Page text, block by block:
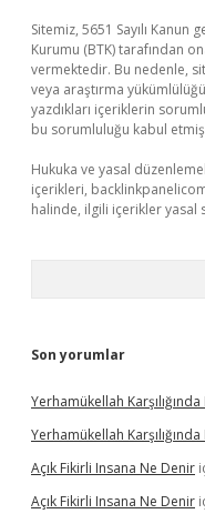
Sitemiz, 5651 Sayılı
Kurumu (BTK) tarafından
vermektedir. Bu nedenle,
veya araştırma
yazdıkları içeriklerin
bu sorumluluğu kabul etmiş
Hukuka ve yasal
içerikleri,
halinde, ilgili içerikler yasal
Son yorumlar
Yerhamükellah
Yerhamükellah
Açık Fikirli Insana Ne Denir
Açık Fikirli Insana Ne Denir